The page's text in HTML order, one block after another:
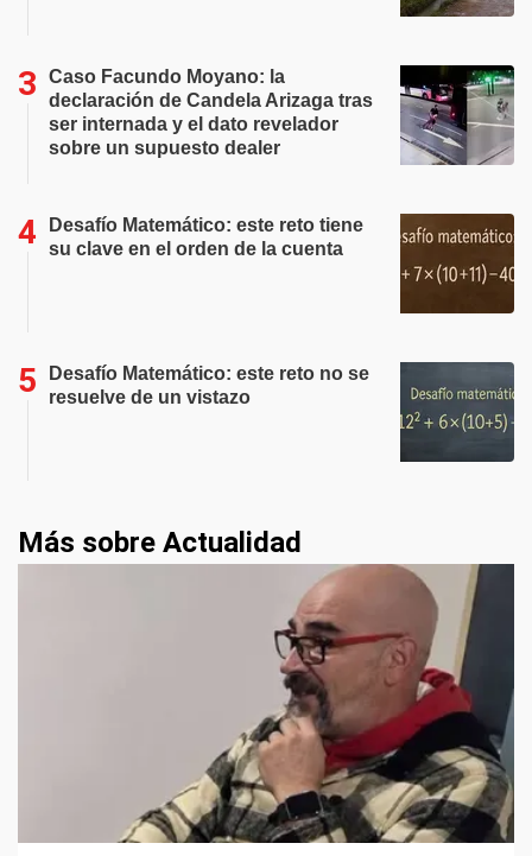
Caso Facundo Moyano: la
declaración de Candela Arizaga tras
ser internada y el dato revelador
sobre un supuesto dealer
Desafío Matemático: este reto tiene
su clave en el orden de la cuenta
Desafío Matemático: este reto no se
resuelve de un vistazo
Más sobre Actualidad